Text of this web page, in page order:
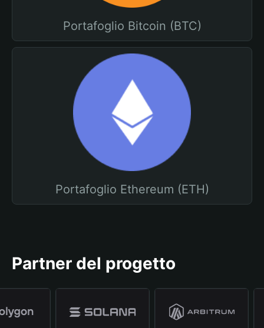
Portafoglio Bitcoin (BTC)
Portafoglio Ethereum (ETH)
Partner del progetto